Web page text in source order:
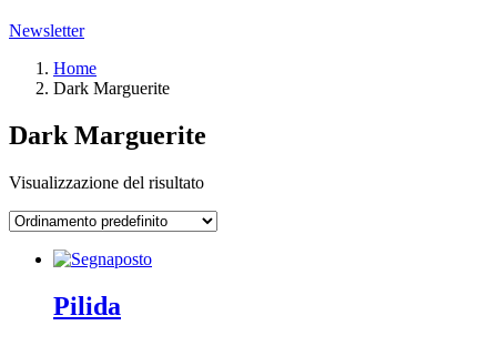
Newsletter
Home
Dark Marguerite
Dark Marguerite
Visualizzazione del risultato
Pilida